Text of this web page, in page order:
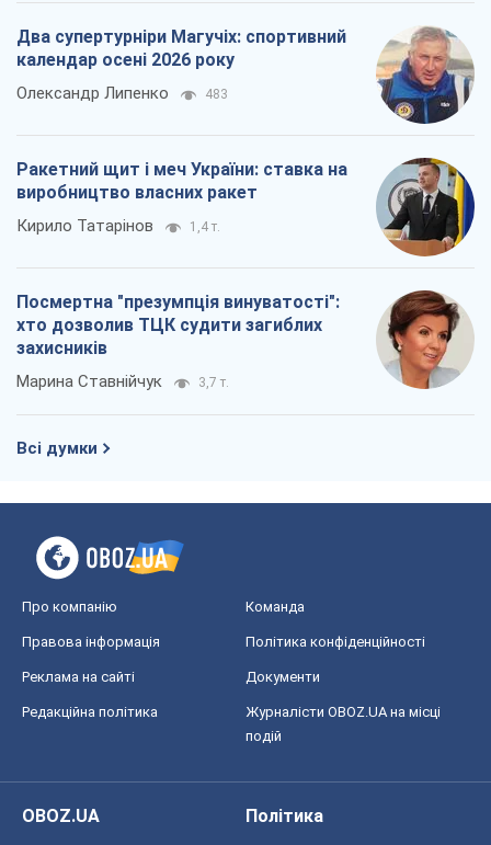
Два супертурніри Магучіх: спортивний
календар осені 2026 року
Олександр Липенко 483
Ракетний щит і меч України: ставка на
виробництво власних ракет
Кирило Татарінов 1,4 т.
Посмертна "презумпція винуватості":
хто дозволив ТЦК судити загиблих
захисників
Марина Ставнійчук 3,7 т.
Всі думки
Про компанію Команда
Правова інформація Політика конфіденційності
Реклама на сайті Документи
Редакційна політика
Журналісти OBOZ.UA на місці
подій
OBOZ.UA
Політика